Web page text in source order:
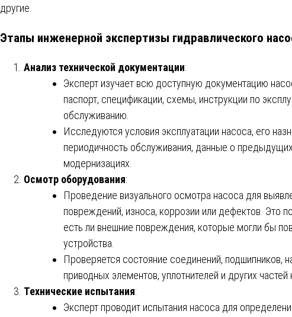
другие.
Этапы инженерной экспертизы гидравлического
Анализ технической документации:
Эксперт изучает всю доступную документацию
паспорт, спецификации, схемы, инструкции по
обслуживанию.
Исследуются условия эксплуатации насоса, его
периодичность обслуживания, данные о
модернизациях.
Осмотр оборудования:
Проведение визуального осмотра насоса для
повреждений, износа, коррозии или дефектов. Это
есть ли внешние повреждения, которые могли бы
устройства.
Проверяется состояние соединений, подшипников,
приводных элементов, уплотнителей и других частей
Технические испытания:
Эксперт проводит испытания насоса для